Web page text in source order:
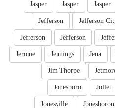
Jasper
Jasper
Jasper
Jefferson
Jefferson
Jefferson
Jefferson
Jena
Jennings
Jerome
Jim Thorpe
Joliet
Jonesboro
Jonesville